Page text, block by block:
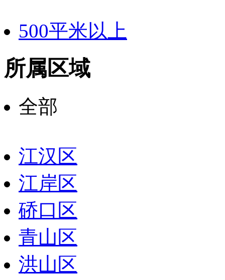
500平米以上
所属区域
全部
江汉区
江岸区
硚口区
青山区
洪山区